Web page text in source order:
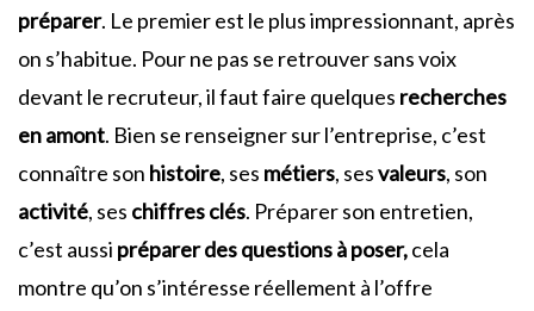
préparer. Le premier est le plus impressionnant, après
on s’habitue. Pour ne pas se retrouver sans voix
devant le recruteur, il faut faire quelques recherches
en amont. Bien se renseigner sur l’entreprise, c’est
connaître son histoire, ses métiers, sesvaleurs, son
activité, ses chiffres clés. Préparer son entretien,
c’est aussi préparer des questions à poser,cela
montre qu’on s’intéresse réellement à l’offre